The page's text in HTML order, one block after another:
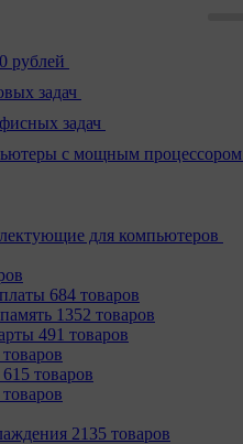
рублей
задач
задач
с мощным процессором
для компьютеров
684 товаров
1352 товаров
491 товаров
товаров
615 товаров
2135 товаров